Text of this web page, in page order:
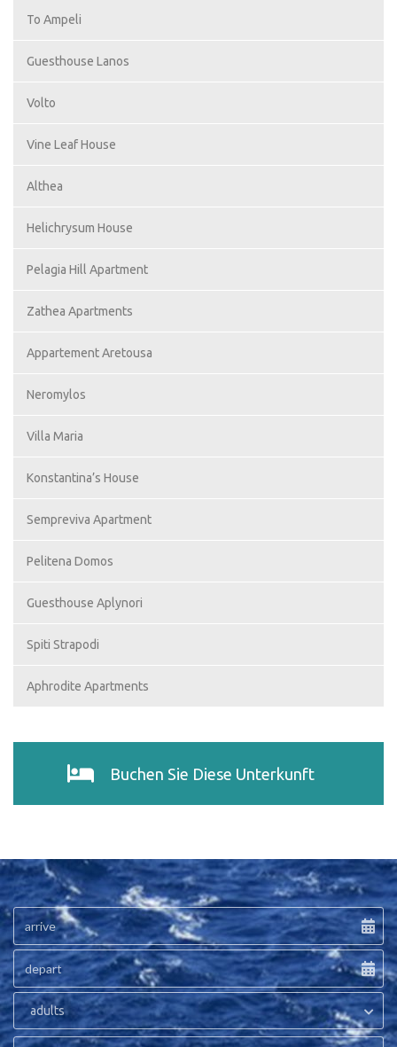
To Ampeli
Guesthouse Lanos
Volto
Vine Leaf House
Althea
Helichrysum House
Pelagia Hill Apartment
Zathea Apartments
Appartement Aretousa
Neromylos
Villa Maria
Konstantina’s House
Sempreviva Apartment
Pelitena Domos
Guesthouse Aplynori
Spiti Strapodi
Aphrodite Apartments
Buchen Sie Diese Unterkunft
adults